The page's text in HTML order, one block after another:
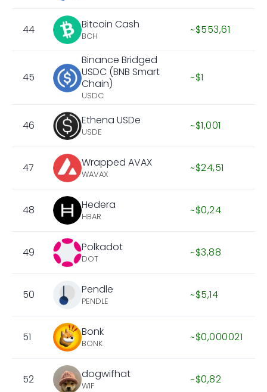
44 Bitcoin Cash
BCH ~$553,61
45
Binance Bridged
USDC (BNB Smart
Chain)
USDC
~$1
46 Ethena USDe
USDE ~$1,001
47 Wrapped AVAX
WAVAX ~$24,51
48 Hedera
HBAR ~$0,24
49 Polkadot
DOT ~$3,88
50 Pendle
PENDLE ~$5,14
51 Bonk
BONK ~$0,000021
52 dogwifhat
WIF ~$0,82